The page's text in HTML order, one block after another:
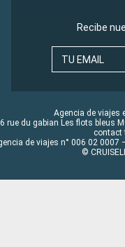
Recibe
TU EMAIL
Agencia de viajes
rue du gabian Les flots bleus
contact
de viajes n° 006 02 0007
©